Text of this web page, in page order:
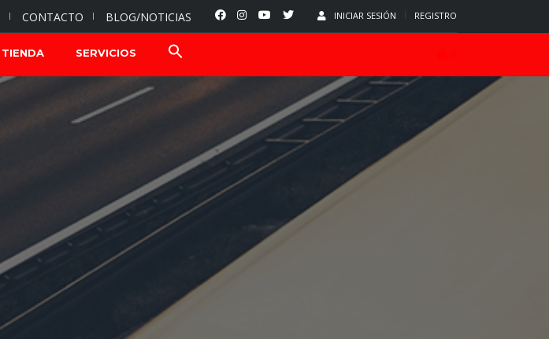
INICIAR SESIÓN REGISTRO
CONTACTO BLOG/NOTICIAS
TIENDA SERVICIOS